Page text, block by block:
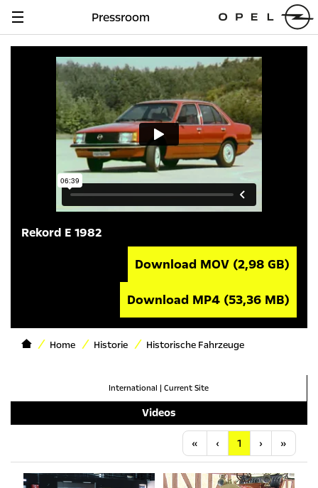
Navigation
Pressroom
Rekord E 1982
Download MOV (2,98 GB)
Download MP4 (53,36 MB)
Home Historie Historische Fahrzeuge
International | Current Site
Videos
« Anfang
‹ Vorherige
1 ›Nächste
»